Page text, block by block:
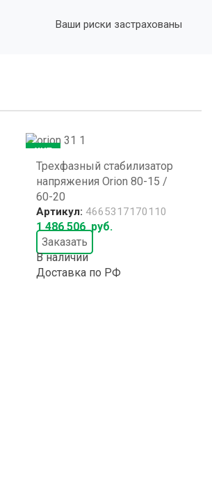
Ваши риски застрахованы
ХИТ
Трехфазный стабилизатор
напряжения Orion 80-15 /
60-20
Артикул: 4665317170110
1 486 506 руб.
Заказать
В наличии
Доставка по РФ